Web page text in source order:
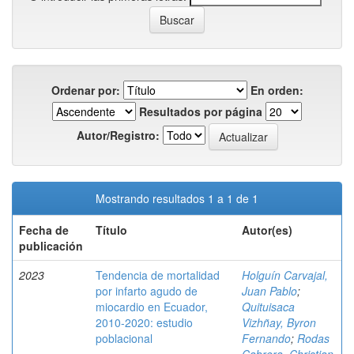
Ordenar por:
En orden:
Resultados por página
Autor/Registro:
Mostrando resultados 1 a 1 de 1
Fecha de
publicación
Título Autor(es)
2023
Tendencia de mortalidad
por infarto agudo de
miocardio en Ecuador,
2010-2020: estudio
poblacional
Holguín Carvajal,
Juan Pablo;
Quituisaca
Vizhñay, Byron
Fernando; Rodas